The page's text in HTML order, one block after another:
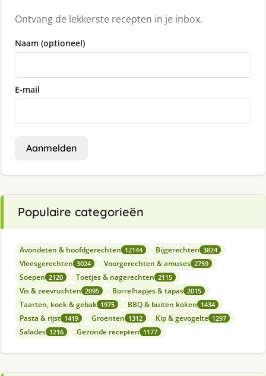
Ontvang de lekkerste recepten in je inbox.
Naam (optioneel)
E-mail
Aanmelden
Populaire categorieën
Avondeten & hoofdgerechten 12144 Bijgerechten 3824
Vleesgerechten 3024 Voorgerechten & amuses 2759
Soepen 2120 Toetjes & nagerechten 2115
Vis & zeevruchten 2095 Borrelhapjes & tapas 2015
Taarten, koek & gebak 1975 BBQ & buiten koken 1434
Pasta & rijst 1419 Groenten 1312 Kip & gevogelte 1297
Salades 1216 Gezonde recepten 1177